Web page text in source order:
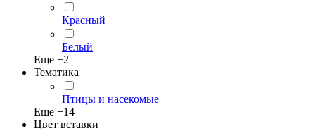
Красный
Белый
Еще +2
Тематика
Птицы и насекомые
Еще +14
Цвет вставки